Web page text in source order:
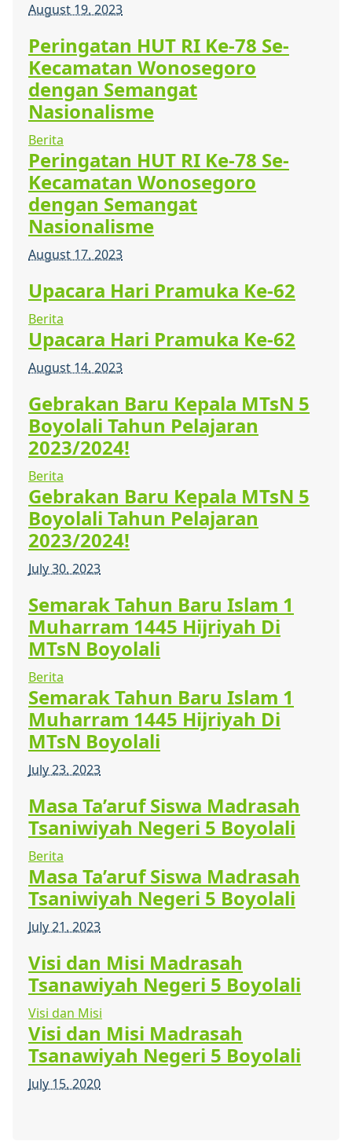
August 19, 2023
Peringatan HUT RI Ke-78 Se-
Kecamatan Wonosegoro
dengan Semangat
Nasionalisme
Berita
Peringatan HUT RI Ke-78 Se-
Kecamatan Wonosegoro
dengan Semangat
Nasionalisme
August 17, 2023
Upacara Hari Pramuka Ke-62
Berita
Upacara Hari Pramuka Ke-62
August 14, 2023
Gebrakan Baru Kepala MTsN 5
Boyolali Tahun Pelajaran
2023/2024!
Berita
Gebrakan Baru Kepala MTsN 5
Boyolali Tahun Pelajaran
2023/2024!
July 30, 2023
Semarak Tahun Baru Islam 1
Muharram 1445 Hijriyah Di
MTsN Boyolali
Berita
Semarak Tahun Baru Islam 1
Muharram 1445 Hijriyah Di
MTsN Boyolali
July 23, 2023
Masa Ta’aruf Siswa Madrasah
Tsaniwiyah Negeri 5 Boyolali
Berita
Masa Ta’aruf Siswa Madrasah
Tsaniwiyah Negeri 5 Boyolali
July 21, 2023
Visi dan Misi Madrasah
Tsanawiyah Negeri 5 Boyolali
Visi dan Misi
Visi dan Misi Madrasah
Tsanawiyah Negeri 5 Boyolali
July 15, 2020